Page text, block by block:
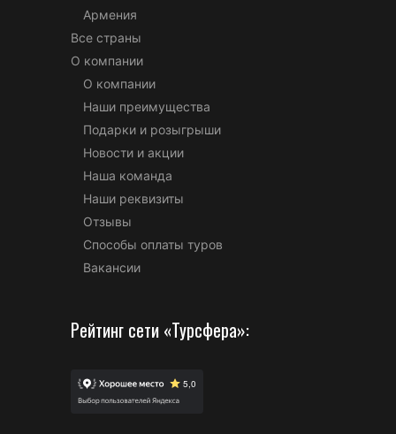
Армения
Все страны
О компании
О компании
Наши преимущества
Подарки и розыгрыши
Новости и акции
Наша команда
Наши реквизиты
Отзывы
Способы оплаты туров
Вакансии
Рейтинг сети «Турсфера»: